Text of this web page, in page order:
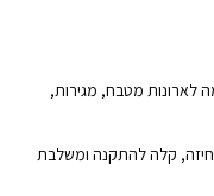
לארונות מטבח, מגירות,
קלה להתקנה ומשלבת